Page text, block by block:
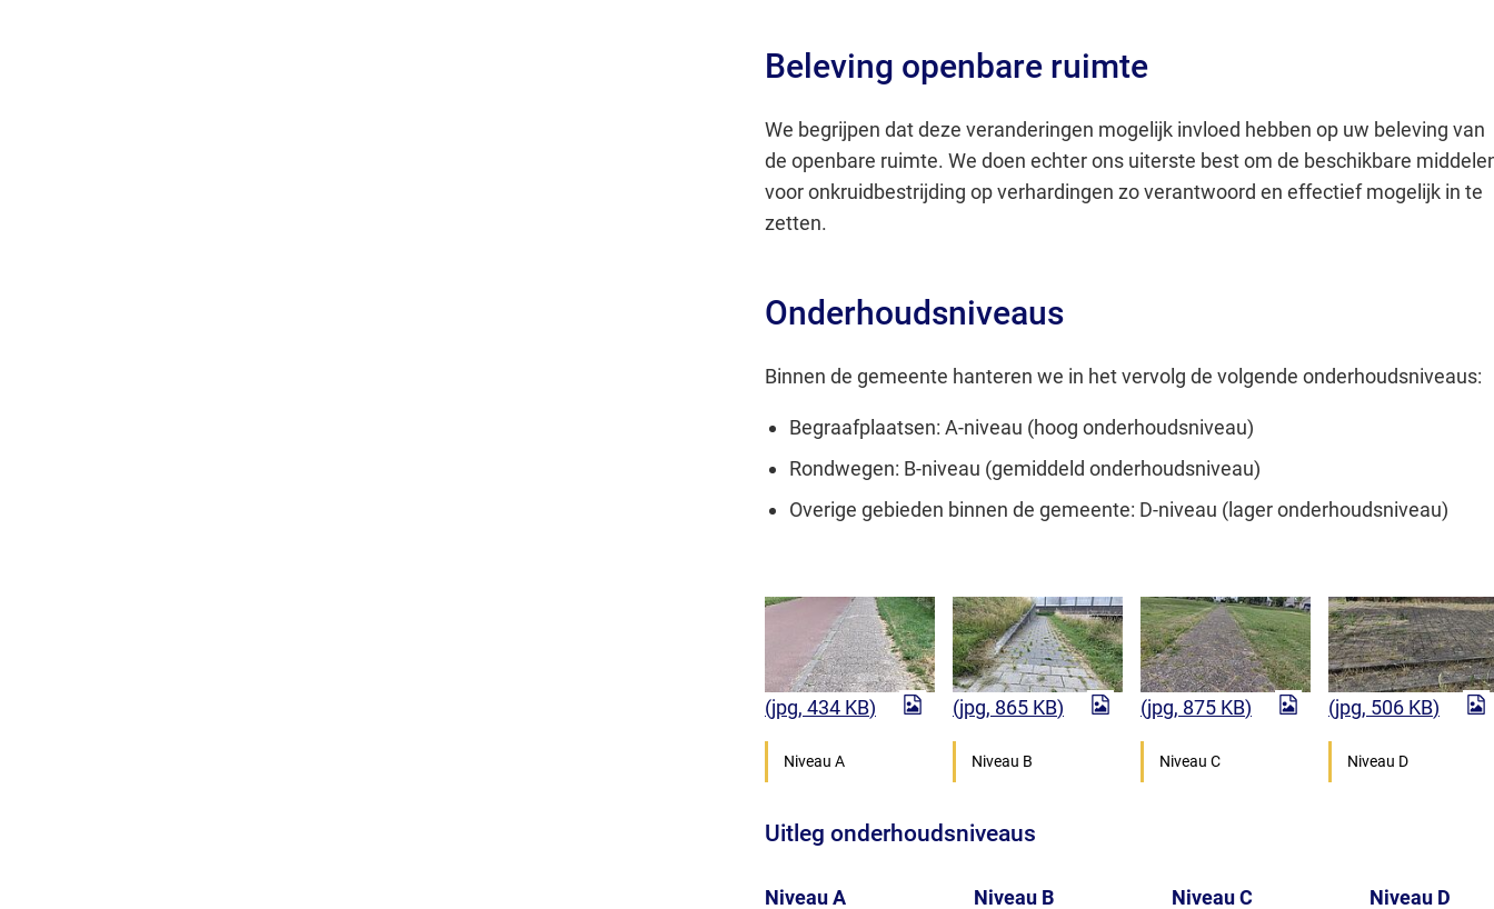
Beleving openbare ruimte
We begrijpen dat deze veranderingen mogelijk invloed hebben op uw beleving van
de openbare ruimte. We doen echter ons uiterste best om de beschikbare
voor onkruidbestrijding op verhardingen zo verantwoord en effectief mogelijk in te
zetten.
Onderhoudsniveaus
Binnen de gemeente hanteren we in het vervolg de volgende onderhoudsniveaus:
Begraafplaatsen: A-niveau (hoog onderhoudsniveau)
Rondwegen: B-niveau (gemiddeld onderhoudsniveau)
Overige gebieden binnen de gemeente: D-niveau (lager onderhoudsniveau)
(jpg, 434 KB)
Niveau A
(jpg, 865 KB)
Niveau B
(jpg, 875 KB)
Niveau C
(jpg, 506 KB)
Niveau D
Uitleg onderhoudsniveaus
Niveau A Niveau B Niveau C Niveau D